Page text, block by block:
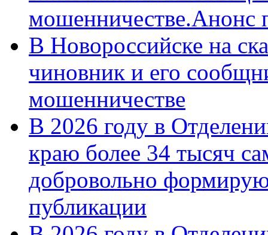
мошенничестве.Анонс
В Новороссийске на
чиновник и его
мошенничестве
В 2026 году в
краю более 34 тысяч
добровольно
публикации